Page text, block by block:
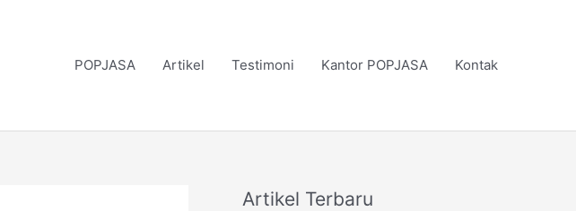
POPJASA Artikel Testimoni Kantor POPJASA Kontak
Artikel Terbaru